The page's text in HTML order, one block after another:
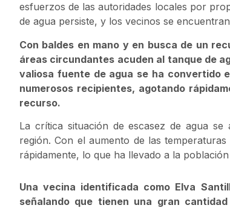
esfuerzos de las autoridades locales por
de agua persiste, y los vecinos se
Con baldes en mano y en busca de un
áreas circundantes acuden al tanque de
valiosa fuente de agua se ha convertido
numerosos recipientes, agotando
recurso.
La crítica situación de escasez de agua
región. Con el aumento de las
rápidamente, lo que ha llevado a la
Una vecina identificada como Elva
señalando que tienen una gran